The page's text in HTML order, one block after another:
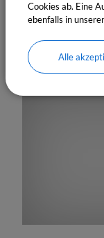
19.September
Tag der
inkl.
Cookies ab. Eine
ebenfalls in
Alle